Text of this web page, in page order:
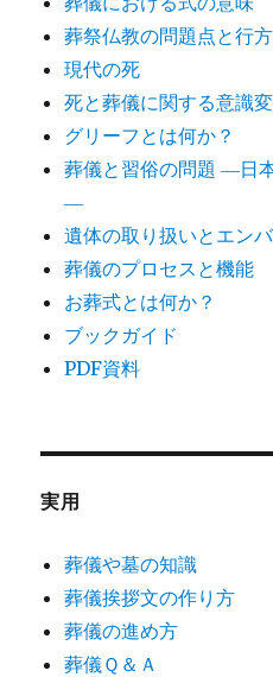
葬祭仏教の問題点と行方
現代の死
死と葬儀に関する意識
グリーフとは何か？
葬儀と習俗の問題 ―日
―
遺体の取り扱いとエン
葬儀のプロセスと機能
お葬式とは何か？
ブックガイド
PDF資料
実用
葬儀や墓の知識
葬儀挨拶文の作り方
葬儀の進め方
葬儀Ｑ＆Ａ